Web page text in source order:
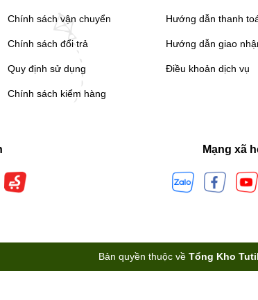
Chính sách vận chuyển
Chính sách đổi trả
Quy định sử dụng
Chính sách kiểm hàng
Hướng dẫn thanh
Hướng dẫn giao
Điều khoản dịch vụ
Mạng xã
Bản quyền thuộc về Tổng Kho